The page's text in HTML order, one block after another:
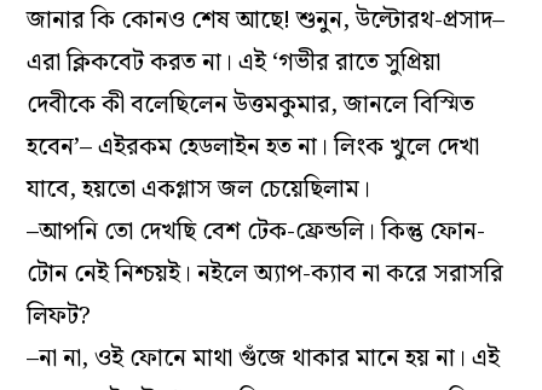
জানার কি কোনও শেষ আছে! শুনুন, উল্টোরথ-প্রসাদ–
এরা ক্লিকবেট করত না। এই ‘গভীর রাতে সুপ্রিয়া
দেবীকে কী বলেছিলেন উত্তমকুমার, জানলে বিস্মিত
হবেন’– এইরকম হেডলাইন হত না। লিংক খুলে দেখা
যাবে, হয়তো একগ্লাস জল চেয়েছিলাম।
–আপনি তো দেখছি বেশ টেক-ফ্রেন্ডলি। কিন্তু ফোন-
টোন নেই নিশ্চয়ই। নইলে অ্যাপ-ক্যাব না করে সরাসরি
লিফট?
–না না, ওই ফোনে মাথা গুঁজে থাকার মানে হয় না। এই